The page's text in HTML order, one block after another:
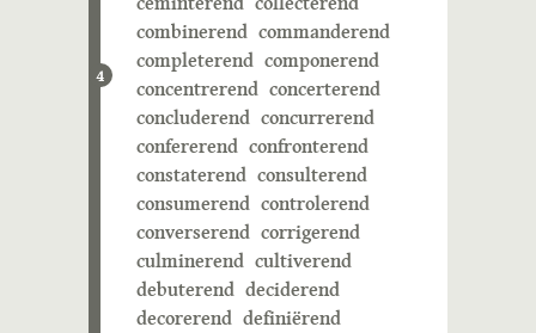
4
combinerend commanderend
completerend componerend
concentrerend concerterend
concluderend concurrerend
confererend confronterend
constaterend consulterend
consumerend controlerend
converserend corrigerend
culminerend cultiverend
debuterend deciderend
decorerend definiërend